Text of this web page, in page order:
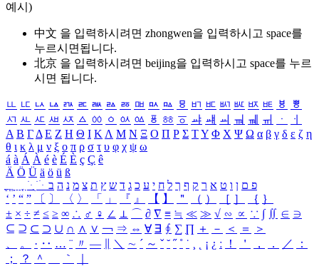
예시)
中文 을 입력하시려면 zhongwen을 입력하시고 space를
누르시면됩니다.
北京 을 입력하시려면 beijing을 입력하시고 space를 누르
시면 됩니다.
ㅥ ㅦ ㅧ ㅨ ㅩ ㅪ ㅫ ㅬ ㅭ ㅮ ㅯ ㅰ ㅱ ㅲ ㅳ ㅴ ㅵ ㅶ ㅷ ㅸ
ㅹ
ㅺ ㅻ ㅼ ㅽ ㅾ ㅿ ㆀ ㆁ ㆂ ㆃ ㆄ ㆅ ㆆ ㆇ ㆈ ㆉ ㆊ ㆋ ㆌ ㆍ
ㆎ
Α Β ΓΔ Ε Ζ Η Θ Ι ΚΛ Μ Ν Ξ Ο Π Ρ Σ ΤΥ Φ Χ Ψ Ω α β γ δ ε ζ η
θ ι κ λ μ ν ξ ο π ρ σ τ υ φ χ ψ ω
á à Á À é è É È ç Ç ê
Ä Ö Ü ä ö ü ß
ִֶֹ ֻּ ׁׂ פ ם ן ו ט א ר ק ף ך ל ח י ע כ ג ד ש ץ ת צ מ נ ה ב
‘ ’ “ ” 〔 〕 〈 〉 「 」 『 』 【 】 ＂ （ ） ［ ］ ｛ ｝
± × ÷ ≠ ≤ ≥ ∞ ∴ ♂ ♀ ∠ ⊥ ⌒ ∂ ∇ ≡ ≒ ≪ ≫ √ ∽ ∝ ∵ ∫ ∬ ∈ ∋
⊆ ⊇ ⊂ ⊃ ∪ ∩ ∧ ∨ ￢ ⇒ ⇔ ∀ ∃ ∮ ∑ ∏ ＋ － ＜ ＝
＞
、
。 · ‥ … ¨ 〃 ― ＼ ∼ ´ ～ ˇ ˘ ˝ ˚ ˙ ¸ ¡ ¿ ː ！ ＇ ， ． ／
：
；
？ ＾ ｀